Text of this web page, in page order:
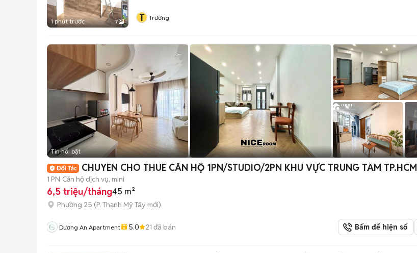
1 phút trước 7 T Trương
Tin nổi bật
CHUYÊN CHO THUÊ CĂN HỘ 1PN/STUDIO/2PN KHU VỰC TRUNG TÂM TP.HCM
1 PN Căn hộ dịch vụ, mini
6,5 triệu/tháng45 m²
Phường 25 (P. Thạnh Mỹ Tây mới)
Dương An Apartment 5.0 21 đã bán Bấm để hiện số